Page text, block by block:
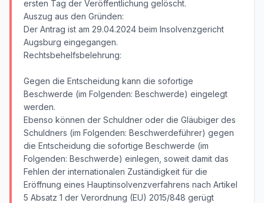
ersten Tag der Veröffentlichung gelöscht.
Auszug aus den Gründen:
Der Antrag ist am 29.04.2024 beim Insolvenzgericht
Augsburg eingegangen.
Rechtsbehelfsbelehrung:
Gegen die Entscheidung kann die sofortige
Beschwerde (im Folgenden: Beschwerde) eingelegt
werden.
Ebenso können der Schuldner oder die Gläubiger des
Schuldners (im Folgenden: Beschwerdeführer) gegen
die Entscheidung die sofortige Beschwerde (im
Folgenden: Beschwerde) einlegen, soweit damit das
Fehlen der internationalen Zuständigkeit für die
Eröffnung eines Hauptinsolvenzverfahrens nach Artikel
5 Absatz 1 der Verordnung (EU) 2015/848 gerügt